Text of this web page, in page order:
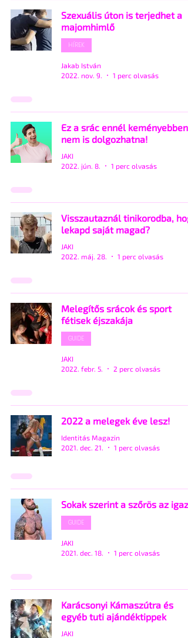
Szexuális úton is terjedhet a
majomhimlő
HÍREK
Jakab István
2022. nov. 9.
1 perc olvasás
Ez a srác ennél keményebben
nem is dolgozhatna!
JAKI
2022. jún. 8.
1 perc olvasás
Visszautaznál tinikorodba,
lekapd saját magad?
JAKI
2022. máj. 28.
1 perc olvasás
Melegítős srácok és sport
fétisek éjszakája
GUIDE
JAKI
2022. febr. 5.
2 perc olvasás
2022 a melegek éve lesz!
Identitás Magazin
2021. dec. 21.
1 perc olvasás
Sokak szerint a szőrös az igazi
GUIDE
JAKI
2021. dec. 18.
1 perc olvasás
Karácsonyi Kámaszútra és
egyéb tuti ajándéktippek
JAKI